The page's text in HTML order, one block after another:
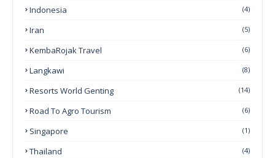
Indonesia (4)
Iran (5)
KembaRojak Travel (6)
Langkawi (8)
Resorts World Genting (14)
Road To Agro Tourism (6)
Singapore (1)
Thailand (4)